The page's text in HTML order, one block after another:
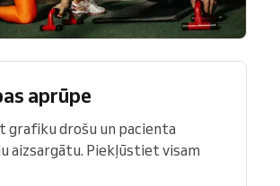
aprūpe
grafiku drošu un pacienta
aizsargātu. Piekļūstiet visam